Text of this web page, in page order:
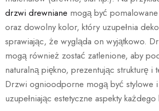
drzwi drewniane mogą być
oraz dowolny kolor, który uzupełnia
sprawiając, że wygląda on wyjątkowo.
mogą również zostać zatlenione, aby
naturalną piękno, prezentując strukturę i
Drzwi ognioodporne mogą być stylowe
uzupełniając estetyczne aspekty